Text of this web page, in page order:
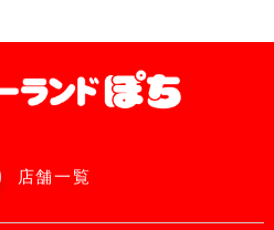
店舗一覧